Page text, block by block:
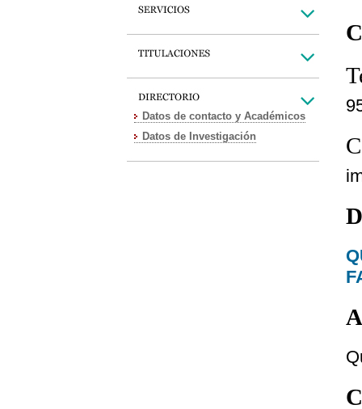
Datos de contacto y Académicos
Datos de Investigación